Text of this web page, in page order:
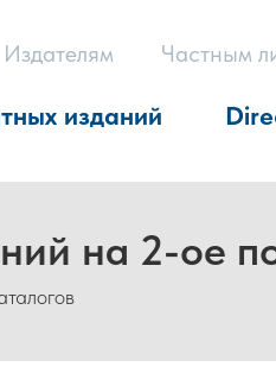
Издателям Частным
изданий
на 2-ое